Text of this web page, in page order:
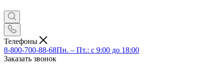
Телефоны
8-800-700-88-68Пн. – Пт.: с 9:00 до 18:00
Заказать звонок